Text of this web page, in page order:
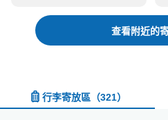
forward
interact
and
backward
interact
and
查看附近的
行李寄放區 （321）